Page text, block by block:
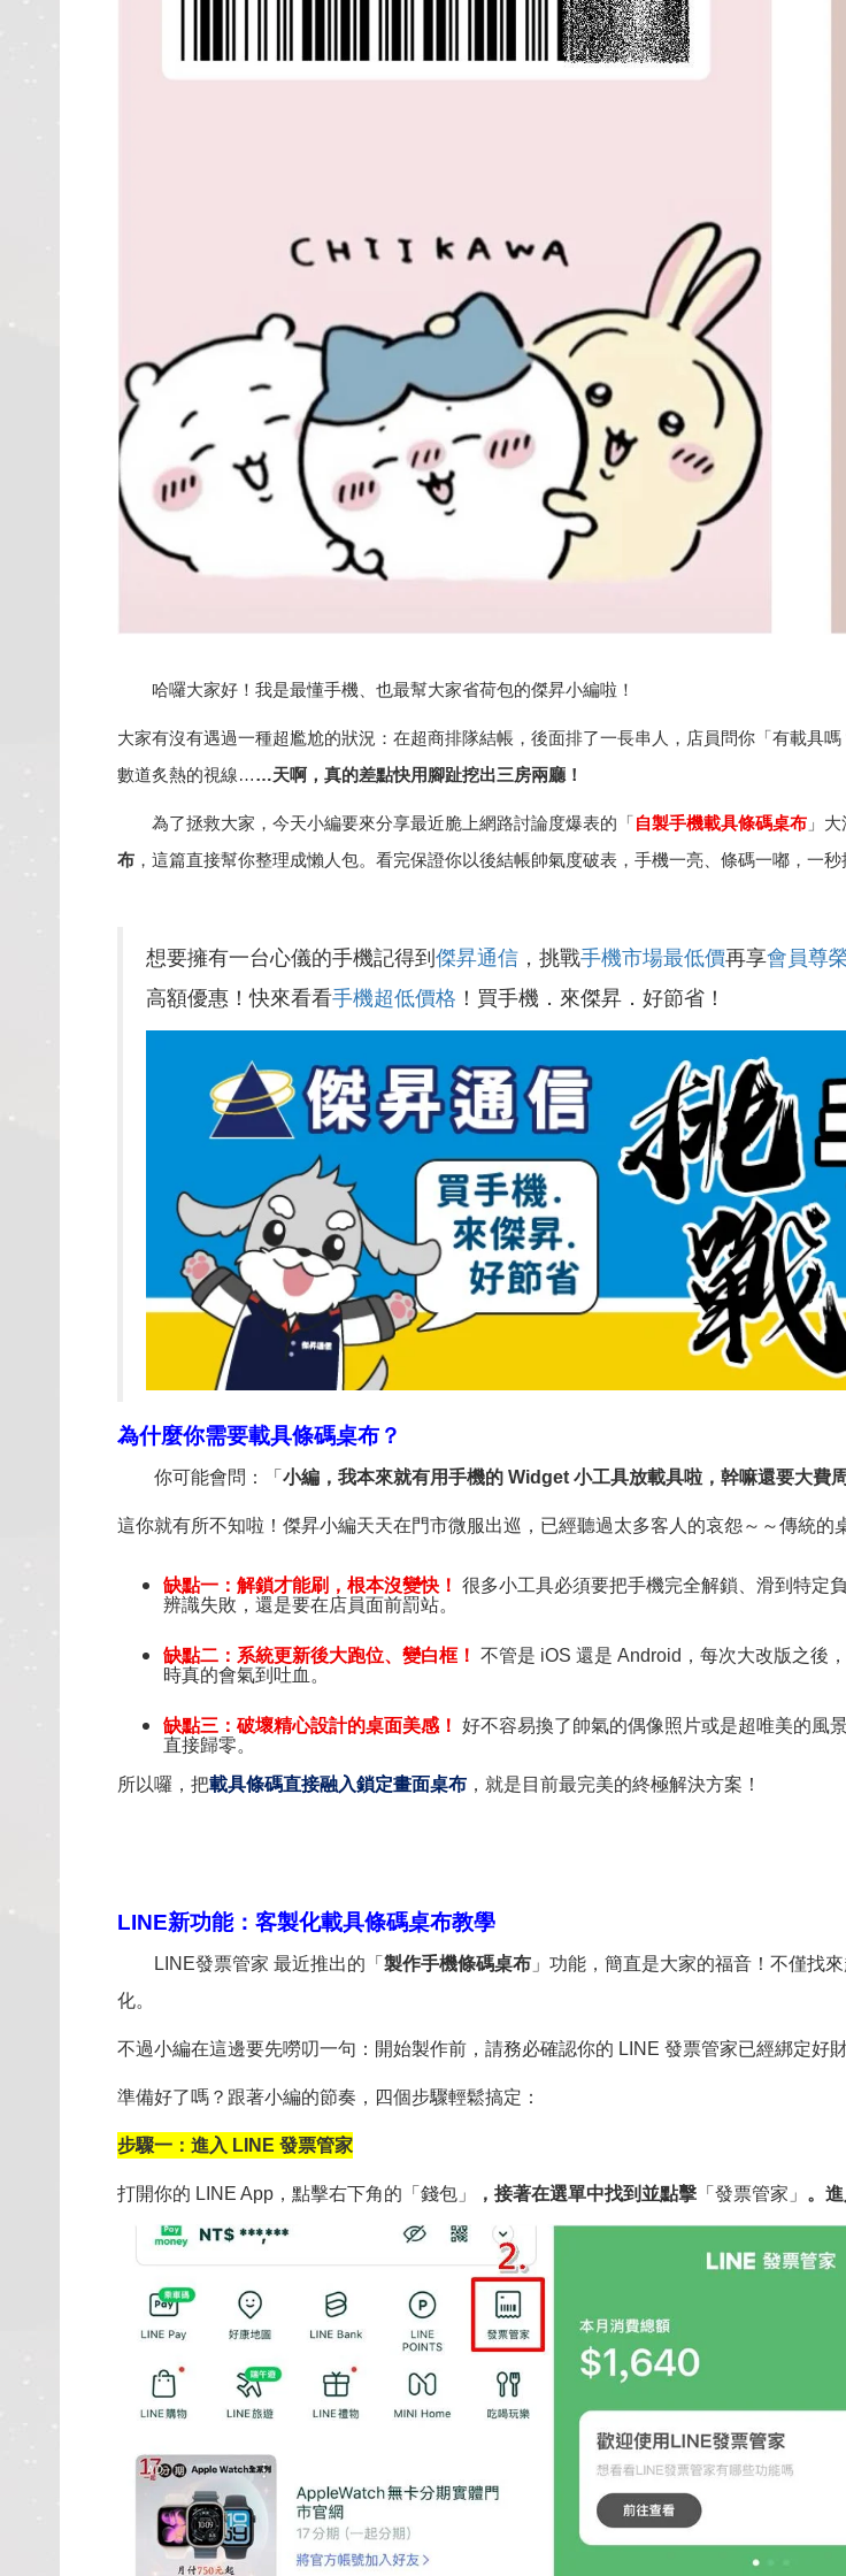
哈囉大家好！我是最懂手機、也最幫大家省荷包的傑昇小編啦！
大家有沒有遇過一種超尷尬的狀況：在超商排隊結帳，後面排了一長串人，店員問你「有載具
數道炙熱的視線……天啊，真的差點快用腳趾挖出三房兩廳！
為了拯救大家，今天小編要來分享最近脆上網路討論度爆表的「 自製手機載具條碼桌布 」
布 ，這篇直接幫你整理成懶人包。看完保證你以後結帳帥氣度破表，手機一亮、條碼一嘟，一秒
想要擁有一台心儀的手機記得到傑昇通信 ，挑戰手機市場最低價再享會員尊
高額優惠！快來看看手機超低價格 ！買手機．來傑昇．好節省！
為什麼你需要載具條碼桌布？
你可能會問：「 小編，我本來就有用手機的 Widget 小工具放載具啦，幹嘛還要大費
這你就有所不知啦！傑昇小編天天在門市微服出巡，已經聽過太多客人的哀怨～～傳統
缺點一：解鎖才能刷，根本沒變快！ 很多小工具必須要把手機完全解鎖、滑到特定
辨識失敗，還是要在店員面前罰站。
缺點二：系統更新後大跑位、變白框！ 不管是 iOS 還是 Android，每次大改版之後
時真的會氣到吐血。
缺點三：破壞精心設計的桌面美感！ 好不容易換了帥氣的偶像照片或是超唯美的風
直接歸零。
所以囉，把載具條碼直接融入鎖定畫面桌布 ，就是目前最完美的終極解決方案！
LINE新功能：客製化載具條碼桌布教學
LINE發票管家 最近推出的「 製作手機條碼桌布 」功能，簡直是大家的福音！不僅找
化。
不過小編在這邊要先嘮叨一句：開始製作前，請務必確認你的 LINE 發票管家已經綁定好
準備好了嗎？跟著小編的節奏，四個步驟輕鬆搞定：
步驟一：進入 LINE 發票管家
打開你的 LINE App，點擊右下角的「錢包」 ，接著在選單中找到並點擊 「發票管家」 。